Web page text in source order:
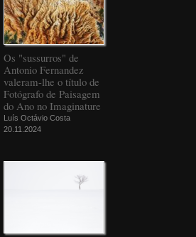
Os "sussurros" de
Antonio Fernandez
valeram-lhe o título de
Fotógrafo de Paisagem
do Ano no Imaginature
Luís Octávio Costa
20.11.2024